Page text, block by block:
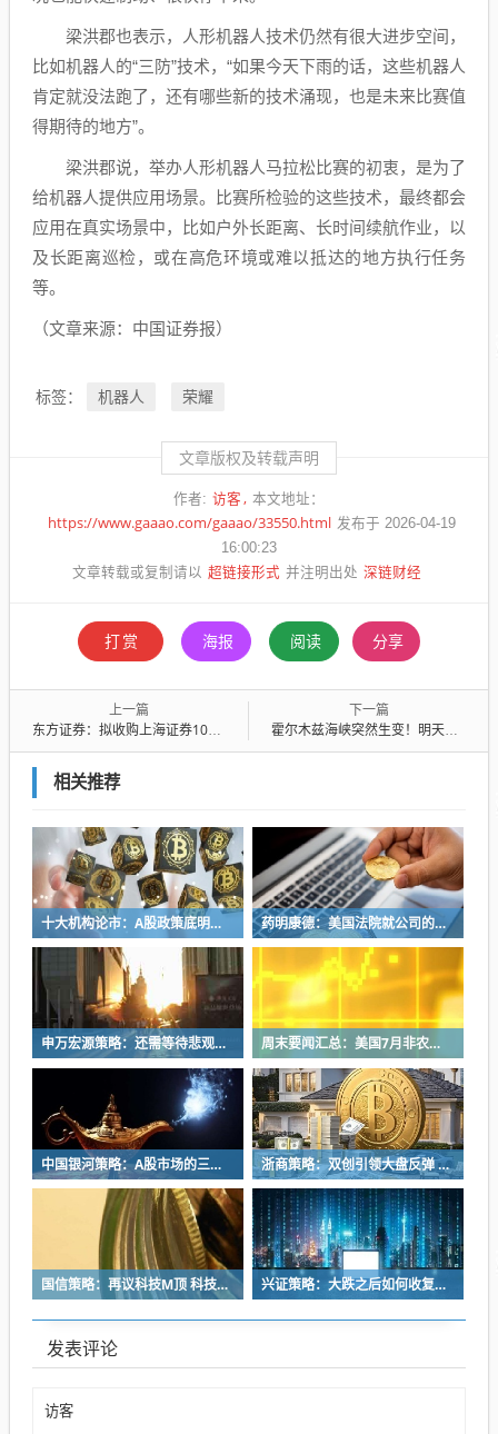
梁洪郡也表示，人形机器人技术仍然有很大进步空间，
比如机器人的“三防”技术，“如果今天下雨的话，这些机器人
肯定就没法跑了，还有哪些新的技术涌现，也是未来比赛值
得期待的地方”。
梁洪郡说，举办人形机器人马拉松比赛的初衷，是为了
给机器人提供应用场景。比赛所检验的这些技术，最终都会
应用在真实场景中，比如户外长距离、长时间续航作业，以
及长距离巡检，或在高危环境或难以抵达的地方执行任务
等。
（文章来源：中国证券报）
标签： 机器人 荣耀
文章版权及转载声明
作者: 访客 本文地址：
https://www.gaaao.com/gaaao/33550.html 发布于 2026-04-19
16:00:23
文章转载或复制请以 超链接形式 并注明出处 深链财经
打赏 海报 阅读 分享
上一篇
东方证券：拟收购上海证券100%股权 4月20日起停牌
下一篇
霍尔木兹海峡突然生变！明天A股会受多大影响？
相关推荐
十大机构论市：A股政策底明确 科技第二波何时来？ 药明康德：美国法院就公司的初步禁令动议作出裁决
申万宏源策略：还需等待悲观持仓出清 周末要闻汇总：美国7月非农数据意外转负 美联储加息动力骤减
中国银河策略：A股市场的三个验证窗口 浙商策略：双创引领大盘反弹 进二不追高 退一逢低配
国信策略：再议科技M顶 科技第二波何时来？ 兴证策略：大跌之后如何收复失地 三类典型案例
发表评论